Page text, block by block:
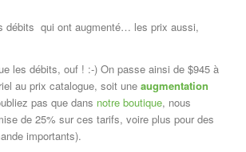
débits qui ont augmenté… les prix aussi,
les débits, ouf ! :-) On passe ainsi de $945 à
au prix catalogue, soit une augmentation
pas que dans notre boutique, nous
de 25% sur ces tarifs, voire plus pour des
importants).